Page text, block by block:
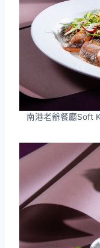
南港老爺餐廳Soft